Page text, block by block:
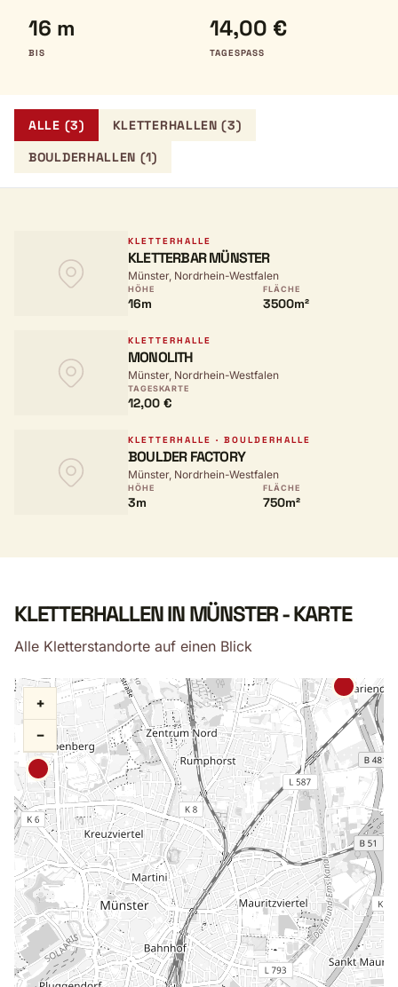
16 m
BIS
14,00 €
TAGESPASS
ALLE (3)
KLETTERHALLEN (3)
BOULDERHALLEN (1)
KLETTERHALLE
KLETTERBAR MÜNSTER
Münster, Nordrhein-Westfalen
HÖHE
16m
FLÄCHE
3500m²
KLETTERHALLE
MONOLITH
Münster, Nordrhein-Westfalen
TAGESKARTE
12,00 €
KLETTERHALLE · BOULDERHALLE
BOULDER FACTORY
Münster, Nordrhein-Westfalen
HÖHE
3m
FLÄCHE
750m²
KLETTERHALLEN IN MÜNSTER - KARTE
Alle Kletterstandorte auf einen Blick
+
−